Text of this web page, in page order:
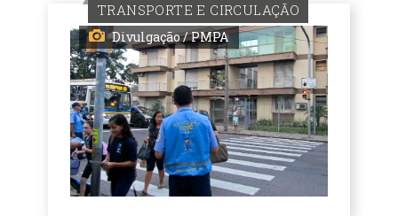
TRANSPORTE E CIRCULAÇÃO
Divulgação / PMPA